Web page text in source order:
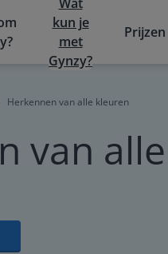
kun je
met
Gynzy?
Prijzen
Herkennen van alle kleuren
van alle